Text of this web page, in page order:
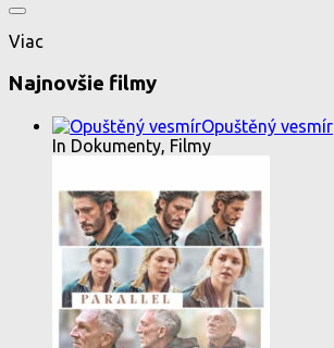
Viac
Najnovšie filmy
Opuštěný vesmír
In Dokumenty, Filmy